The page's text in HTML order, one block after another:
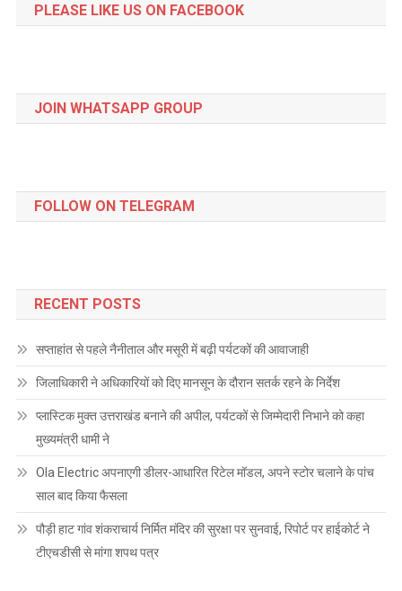
PLEASE LIKE US ON FACEBOOK
JOIN WHATSAPP GROUP
FOLLOW ON TELEGRAM
RECENT POSTS
सप्ताहांत से पहले नैनीताल और मसूरी में बढ़ी पर्यटकों की आवाजाही
जिलाधिकारी ने अधिकारियों को दिए मानसून के दौरान सतर्क रहने के निर्देश
प्लास्टिक मुक्त उत्तराखंड बनाने की अपील, पर्यटकों से जिम्मेदारी निभाने को कहा
मुख्यमंत्री धामी ने
Ola Electric अपनाएगी डीलर-आधारित रिटेल मॉडल, अपने स्टोर चलाने के पांच
साल बाद किया फैसला
पौड़ी हाट गांव शंकराचार्य निर्मित मंदिर की सुरक्षा पर सुनवाई, रिपोर्ट पर हाईकोर्ट ने
टीएचडीसी से मांगा शपथ पत्र